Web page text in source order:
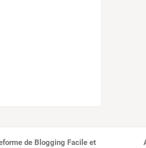
de Blogging Facile et